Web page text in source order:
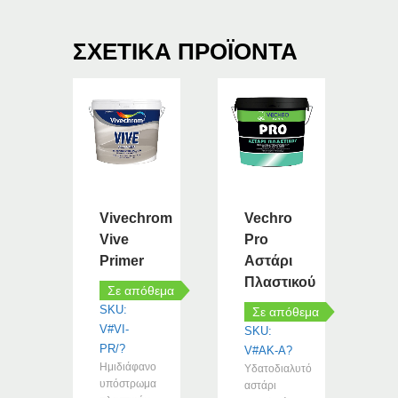
ΣΧΕΤΙΚΆ ΠΡΟΪΌΝΤΑ
Vivechrom
Vive
Primer
Σε απόθεμα
SKU:
V#VI-
PR/?
Ημιδιάφανο
υπόστρωμα
Vechro
Pro
Αστάρι
Πλαστικού
Σε απόθεμα
SKU:
V#AK-A?
Υδατοδιαλυτό
αστάρι